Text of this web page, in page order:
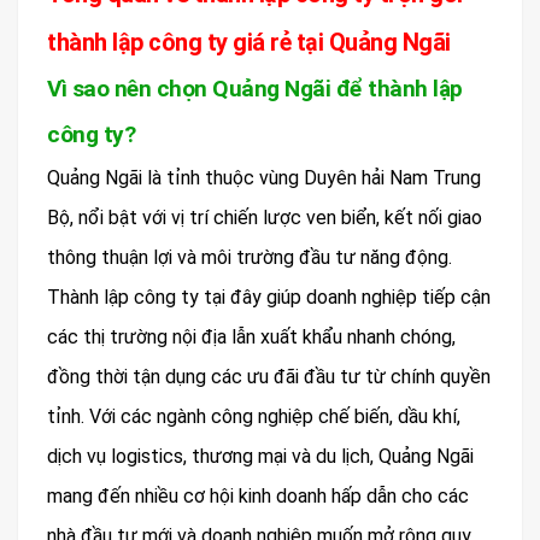
thành lập công ty giá rẻ tại Quảng Ngãi
Vì sao nên chọn Quảng Ngãi để thành lập
công ty?
Quảng Ngãi là tỉnh thuộc vùng Duyên hải Nam Trung
Bộ, nổi bật với vị trí chiến lược ven biển, kết nối giao
thông thuận lợi và môi trường đầu tư năng động.
Thành lập công ty tại đây giúp doanh nghiệp tiếp cận
các thị trường nội địa lẫn xuất khẩu nhanh chóng,
đồng thời tận dụng các ưu đãi đầu tư từ chính quyền
tỉnh. Với các ngành công nghiệp chế biến, dầu khí,
dịch vụ logistics, thương mại và du lịch, Quảng Ngãi
mang đến nhiều cơ hội kinh doanh hấp dẫn cho các